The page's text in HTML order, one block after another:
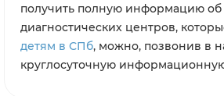
получить полную информацию об
диагностических центров,
детям в СПб, можно, позвонив в
круглосуточную